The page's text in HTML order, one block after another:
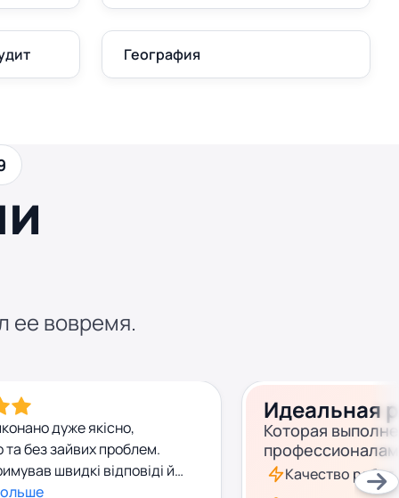
География
ее вовремя.
дуже якісно,
та без зайвих проблем.
швидкі відповіді й
питаннями. Завдяки
Идеальная
Которая
Качество работ